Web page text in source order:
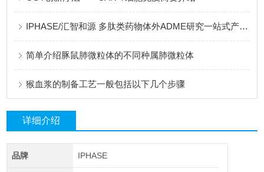
IPHASE/汇智和源 多肽类药物体外ADME研究一站式产品解决方案
简单介绍豚鼠肺微粒体的不同种属肺微粒体
猴血浆的制备工艺一般包括以下几个步骤
详细介绍
品牌 IPHASE